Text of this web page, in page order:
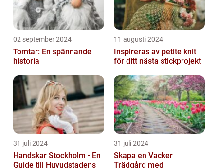
02 september 2024
Tomtar: En spännande
historia
11 augusti 2024
Inspireras av petite knit
för ditt nästa stickprojekt
31 juli 2024
Handskar Stockholm - En
Guide till Huvudstadens
31 juli 2024
Skapa en Vacker
Trädgård med